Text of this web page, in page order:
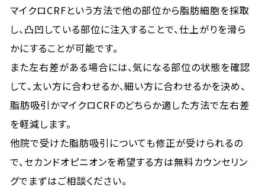
マイクロCRFという方法で他の部位から脂肪細胞を採取
し、凸凹している部位に注入することで、仕上がりを滑ら
かにすることが可能です。
また左右差がある場合には、気になる部位の状態を確認
して、太い方に合わせるか、細い方に合わせるかを決め、
脂肪吸引かマイクロCRFのどちらか適した方法で左右差
を軽減します。
他院で受けた脂肪吸引についても修正が受けられるの
で、セカンドオピニオンを希望する方は無料カウンセリン
グでまずはご相談ください。